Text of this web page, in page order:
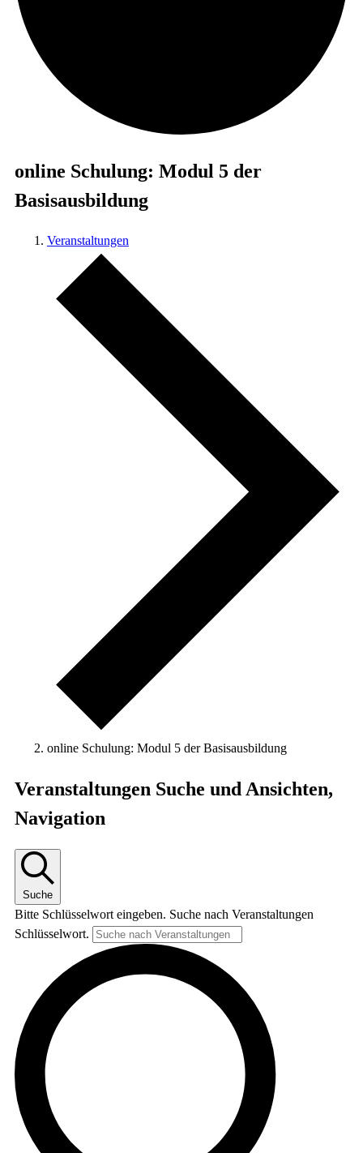
online Schulung: Modul 5 der
Basisausbildung
Veranstaltungen
online Schulung: Modul 5 der Basisausbildung
Veranstaltungen
Veranstaltungen Suche und Ansichten,
Navigation
Suche
Bitte Schlüsselwort eingeben. Suche nach Veranstaltungen
Schlüsselwort.